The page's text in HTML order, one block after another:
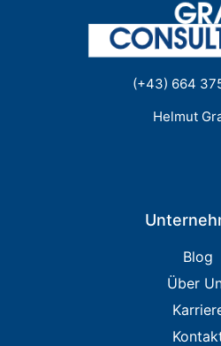
(+43) 664
Helmut
Blog
Über